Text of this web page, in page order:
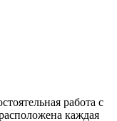
работа с
каждая